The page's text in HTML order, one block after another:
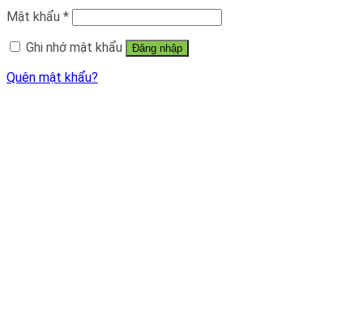
Mật khẩu *
Ghi nhớ mật khẩu
Đăng nhập
Quên mật khẩu?